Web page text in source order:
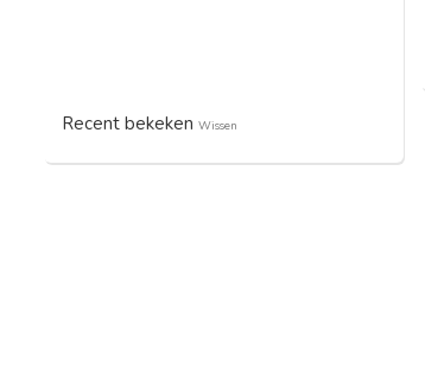
Recent bekeken Wissen